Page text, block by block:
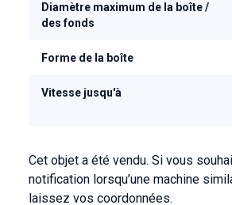
Diamètre maximum de la boîte /
des fonds
Forme de la boîte
Vitesse jusqu'à
Cet objet a été vendu. Si vous
notification lorsqu’une machine
laissez vos coordonnées.